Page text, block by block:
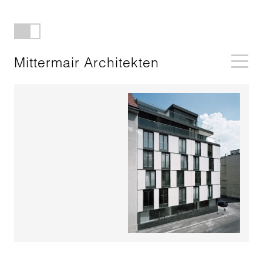
Mittermair Architekten
Previous Next